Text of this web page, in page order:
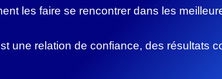
les faire se rencontrer dans les
une relation de confiance, des résultats